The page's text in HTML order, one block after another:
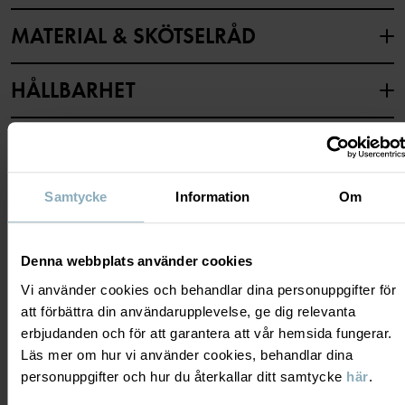
Samtycke Information Om
Denna webbplats använder cookies
Vi använder cookies och behandlar dina personuppgifter för
att förbättra din användarupplevelse, ge dig relevanta
erbjudanden och för att garantera att vår hemsida fungerar.
Läs mer om hur vi använder cookies, behandlar dina
personuppgifter och hur du återkallar ditt samtycke här.
MATERIAL & SKÖTSELRÅD
Material
Skötselråd
40°C maskintvätt varm
Ej blekning
Ej torktumling
Strykning medeltemperatur
HÅLLBARHET
Leverans & retur
Leverans
Vi erbjuder fri frakt över 699 kr och leveranstiden är 1–4 dagar. I
kassan visas de tillgängliga leveransalternativ baserat på vilket
postnummer som ordern ska levereras till.
DU KANSKE OCKSÅ GILLAR